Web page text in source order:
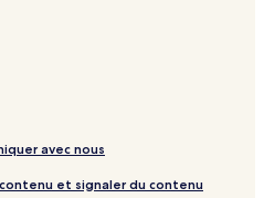
avec nous
et signaler du contenu